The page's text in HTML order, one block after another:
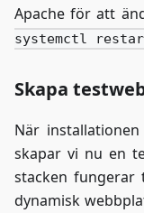
Apache för att
systemctl
Skapa
När
skapar vi nu en
stacken fungerar
dynamisk